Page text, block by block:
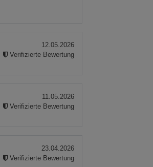
12.05.2026
Verifizierte Bewertung
11.05.2026
Verifizierte Bewertung
23.04.2026
Verifizierte Bewertung